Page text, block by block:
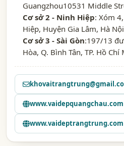
Guangzhou10531 Middle
Cơ sở 2 - Ninh Hiệp: Xóm
Hiệp, Huyện Gia Lâm, Hà Nội
Cơ sở 3 - Sài Gòn:197/13
Hòa, Q. Bình Tân, TP. Hồ Chí
www.vaidepquangchau.com
www.vaideptrangtrung.com